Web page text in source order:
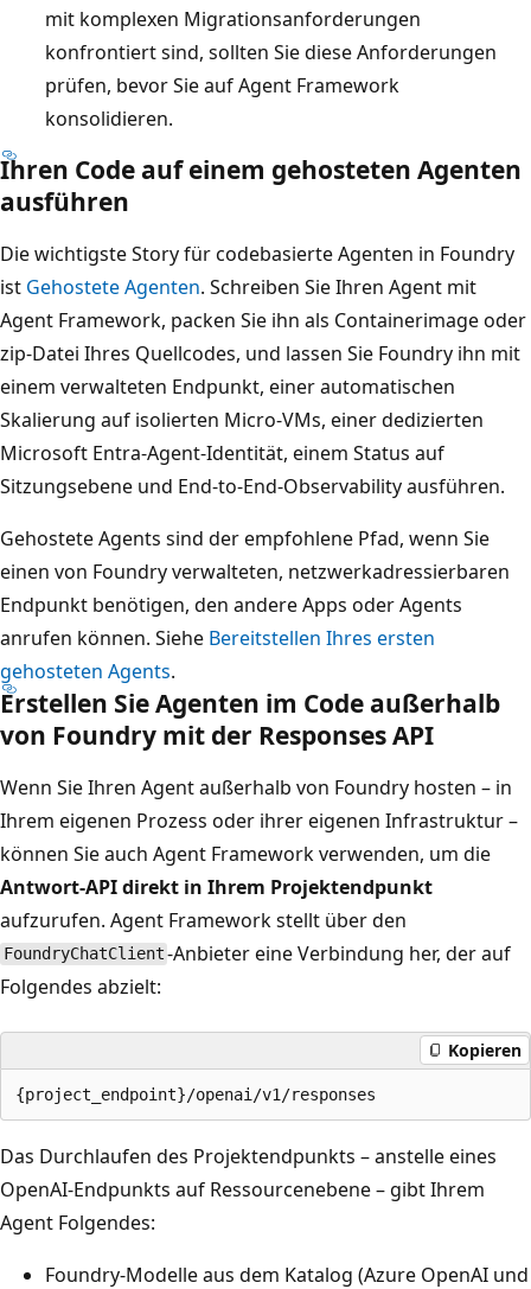
mit komplexen Migrationsanforderungen
konfrontiert sind, sollten Sie diese Anforderungen
prüfen, bevor Sie auf Agent Framework
konsolidieren.
Ihren Code auf einem gehosteten Agenten
ausführen
Die wichtigste Story für codebasierte Agenten in Foundry
ist Gehostete Agenten. Schreiben Sie Ihren Agent mit
Agent Framework, packen Sie ihn als Containerimage oder
zip-Datei Ihres Quellcodes, und lassen Sie Foundry ihn mit
einem verwalteten Endpunkt, einer automatischen
Skalierung auf isolierten Micro-VMs, einer dedizierten
Microsoft Entra-Agent-Identität, einem Status auf
Sitzungsebene und End-to-End-Observability ausführen.
Gehostete Agents sind der empfohlene Pfad, wenn Sie
einen von Foundry verwalteten, netzwerkadressierbaren
Endpunkt benötigen, den andere Apps oder Agents
anrufen können. Siehe Bereitstellen Ihres ersten
gehosteten Agents.
Erstellen Sie Agenten im Code außerhalb
von Foundry mit der Responses API
Wenn Sie Ihren Agent außerhalb von Foundry hosten – in
Ihrem eigenen Prozess oder ihrer eigenen Infrastruktur –
können Sie auch Agent Framework verwenden, um die
Antwort-API direkt in Ihrem Projektendpunkt
aufzurufen. Agent Framework stellt über den
FoundryChatClient -Anbieter eine Verbindung her, der auf
Folgendes abzielt:
Kopieren
Das Durchlaufen des Projektendpunkts – anstelle eines
OpenAI-Endpunkts auf Ressourcenebene – gibt Ihrem
Agent Folgendes:
Foundry-Modelle aus dem Katalog (Azure OpenAI und